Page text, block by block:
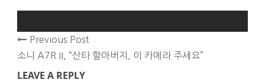
Previous Post
소니 A7R II, “산타 할아버지, 이 카메라 주세요”
LEAVE A REPLY